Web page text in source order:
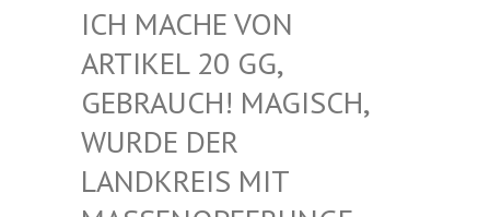
CH MACHE VON A
RTIKEL 20 GG, G
EBRAUCH! MAGISCH, W
URDE DER L
ANDKREIS MIT M